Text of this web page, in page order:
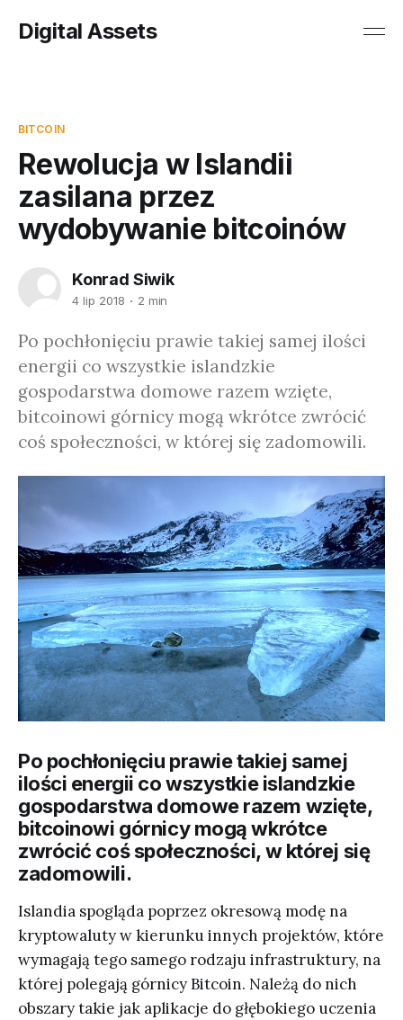
Digital Assets
BITCOIN
Rewolucja w Islandii
zasilana przez
wydobywanie bitcoinów
Konrad Siwik
4 lip 2018 2 min
Po pochłonięciu prawie takiej samej ilości
energii co wszystkie islandzkie
gospodarstwa domowe razem wzięte,
bitcoinowi górnicy mogą wkrótce zwrócić
coś społeczności, w której się zadomowili.
Po pochłonięciu prawie takiej samej
ilości energii co wszystkie islandzkie
gospodarstwa domowe razem wzięte,
bitcoinowi górnicy mogą wkrótce
zwrócić coś społeczności, w której się
zadomowili.
Islandia spogląda poprzez okresową modę na
kryptowaluty w kierunku innych projektów, które
wymagają tego samego rodzaju infrastruktury, na
której polegają górnicy Bitcoin. Należą do nich
obszary takie jak aplikacje do głębokiego uczenia